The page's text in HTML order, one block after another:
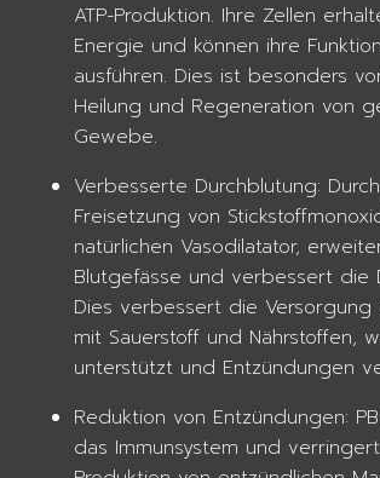
ATP-Produktion. Ihre Zellen
Energie und können ihre
ausführen. Dies ist besonders
Heilung und Regeneration von
Gewebe.
Verbesserte Durchblutung:
Freisetzung von
natürlichen Vasodilatator,
Blutgefässe und verbessert die
Dies verbessert die
mit Sauerstoff und Nährstoffen,
unterstützt und Entzündungen
Reduktion von Entzündungen:
das Immunsystem und